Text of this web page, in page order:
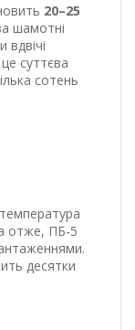
20–25
шамотні
суттєва
сотень
температура
отже, ПБ-5
десятки